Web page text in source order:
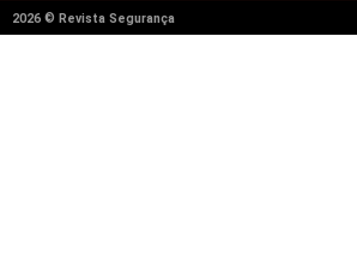
2026 © Revista Segurança